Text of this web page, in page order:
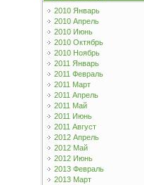
2010 Январь
2010 Апрель
2010 Июнь
2010 Октябрь
2010 Ноябрь
2011 Январь
2011 Февраль
2011 Март
2011 Апрель
2011 Май
2011 Июнь
2011 Август
2012 Апрель
2012 Май
2012 Июнь
2013 Февраль
2013 Март